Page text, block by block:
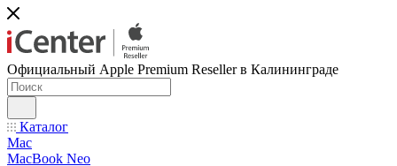
Официальный Apple Premium Reseller в Калининграде
Каталог
Mac
MacBook Neo